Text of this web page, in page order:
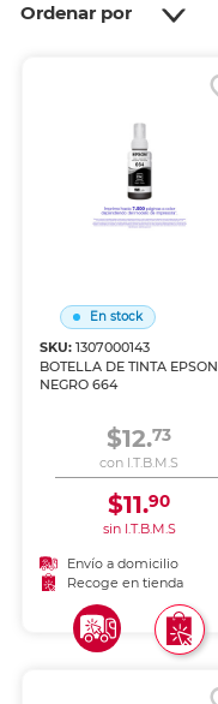
Ordenar por
En stock
SKU:1307000143
BOTELLA DE TINTA EPSON
NEGRO 664
$12.73
con I.T.B.M.S
$11.90
sin I.T.B.M.S
Envío a domicilio
Recoge en tienda